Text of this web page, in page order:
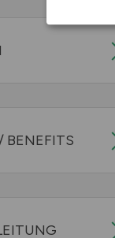
BENEFITS